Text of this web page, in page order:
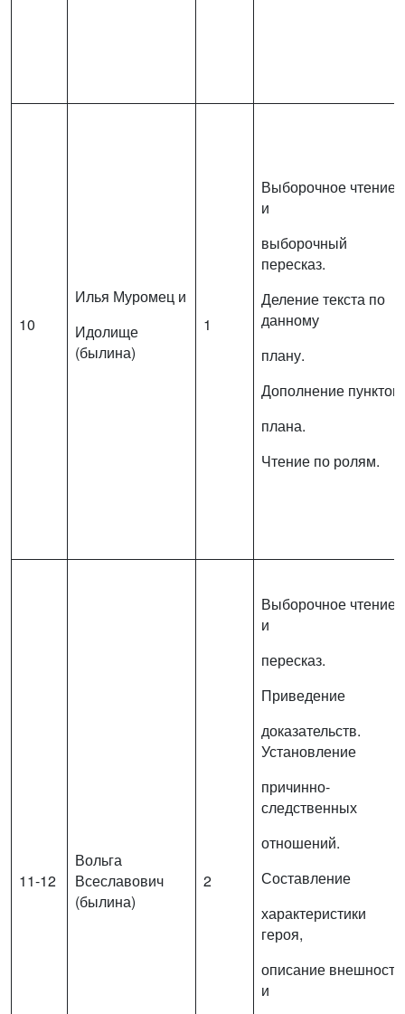
10
Илья Муромец и
Идолище
(былина)
1
Выборочное чтение
и
выборочный
пересказ.
Деление текста по
данному
плану.
Дополнение пунктов
плана.
Чтение по ролям.
11-12
Вольга
Всеславович
(былина)
2
Выборочное чтение
и
пересказ.
Приведение
доказательств.
Установление
причинно-
следственных
отношений.
Составление
характеристики
героя,
описание внешности
и